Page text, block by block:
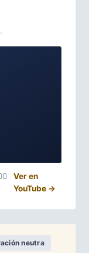
Ver en
YouTube →
neutra